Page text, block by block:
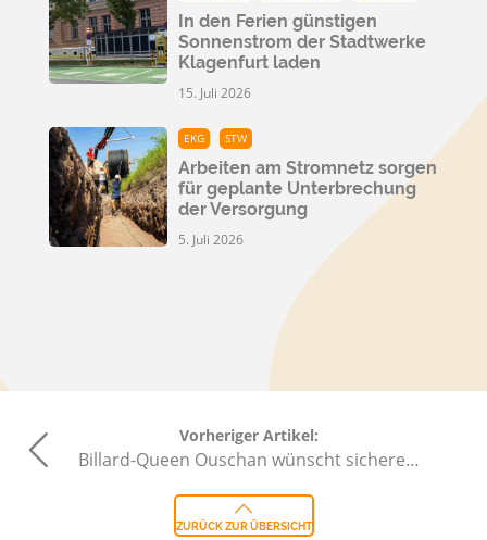
In den Ferien günstigen
Sonnenstrom der Stadtwerke
Klagenfurt laden
15. Juli 2026
EKG STW
Arbeiten am Stromnetz sorgen
für geplante Unterbrechung
der Versorgung
5. Juli 2026
Vorheriger Artikel:
Billard-Queen Ouschan wünscht sichere…
ZURÜCK ZUR ÜBERSICHT